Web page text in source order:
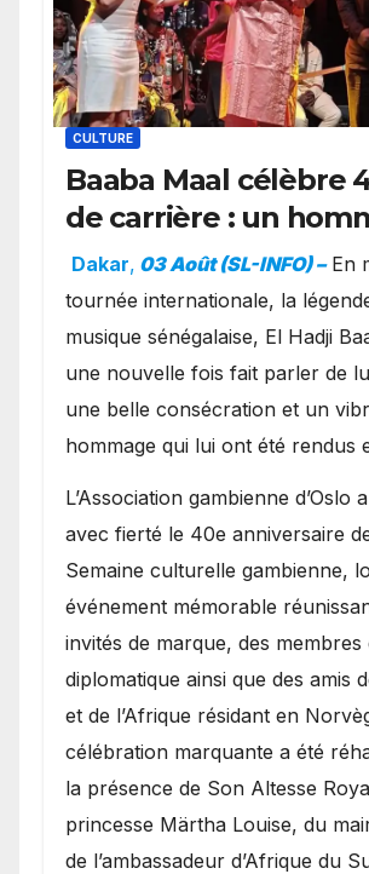
CULTURE
Baaba Maal célèbre
de carrière : un
exceptionnel à Oslo
présence de la
royale.
Dakar, 03 Août (SL-INFO) – ​En
tournée internationale, la
musique sénégalaise, El Hadji
une nouvelle fois fait parler de
une belle consécration et un
hommage qui lui ont été rendus
​L’Association gambienne d’Oslo
avec fierté le 40e anniversaire
Semaine culturelle gambienne,
événement mémorable
invités de marque, des
diplomatique ainsi que des amis
et de l’Afrique résidant en
célébration marquante a été
la présence de Son Altesse
princesse Märtha Louise, du
de l’ambassadeur d’Afrique du